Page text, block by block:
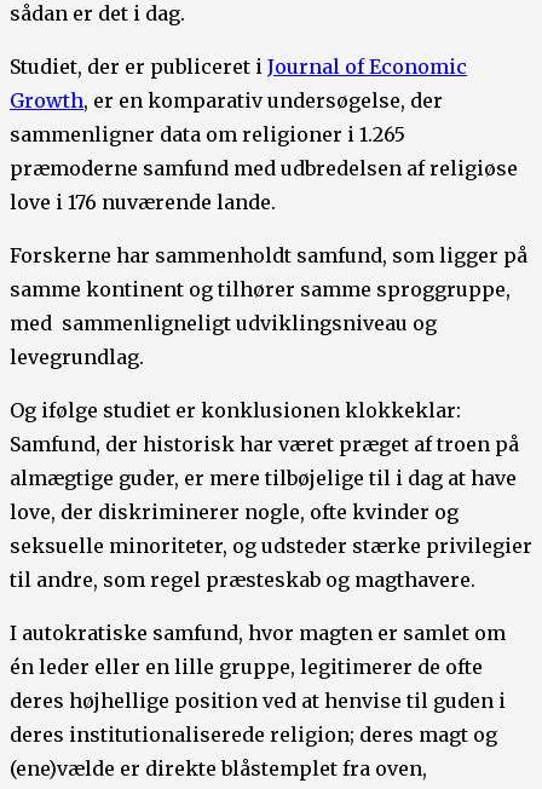
sådan er det i dag.
Studiet, der er publiceret i Journal of Economic
Growth, er en komparativ undersøgelse, der
sammenligner data om religioner i 1.265
præmoderne samfund med udbredelsen af religiøse
love i 176 nuværende lande.
Forskerne har sammenholdt samfund, som ligger på
samme kontinent og tilhører samme sproggruppe,
med sammenligneligt udviklingsniveau og
levegrundlag.
Og ifølge studiet er konklusionen klokkeklar:
Samfund, der historisk har været præget af troen på
almægtige guder, er mere tilbøjelige til i dag at have
love, der diskriminerer nogle, ofte kvinder og
seksuelle minoriteter, og udsteder stærke privilegier
til andre, som regel præsteskab og magthavere.
I autokratiske samfund, hvor magten er samlet om
én leder eller en lille gruppe, legitimerer de ofte
deres højhellige position ved at henvise til guden i
deres institutionaliserede religion; deres magt og
(ene)vælde er direkte blåstemplet fra oven,